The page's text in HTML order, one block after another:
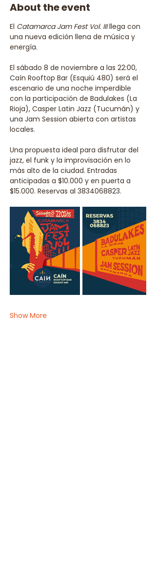
About the event
El Catamarca Jam Fest Vol. III llega con
una nueva edición llena de música y
energía.
El sábado 8 de noviembre a las 22:00,
Caín Rooftop Bar (Esquiú 480) será el
escenario de una noche imperdible
con la participación de Badulakes (La
Rioja), Casper Latin Jazz (Tucumán) y
una Jam Session abierta con artistas
locales.
Una propuesta ideal para disfrutar del
jazz, el funk y la improvisación en lo
más alto de la ciudad. Entradas
anticipadas a $10.000 y en puerta a
$15.000. Reservas al 3834068823.
Show More